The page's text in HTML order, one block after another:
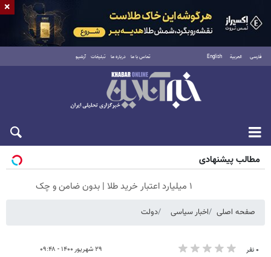
فارسی العربية English تماس با ما درباره ما تبلیغات آرشیو
جمعه ۱۶ مرداد ۱۴۰۵
مطالب پیشنهادی
۱ میلیارد اعتبار خرید طلا | بدون ضامن و چک
صفحه اصلی اخبار سیاسی دولت
۰ نفر ۲۹ شهریور ۱۴۰۰ - ۰۹:۴۸
×